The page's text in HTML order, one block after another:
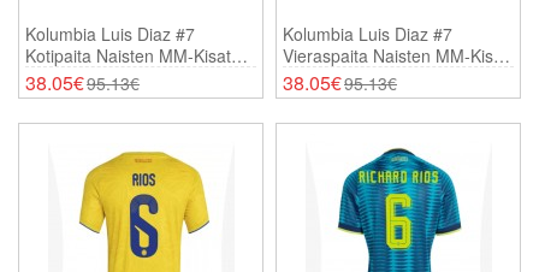
Kolumbia Luis Diaz #7
Kotipaita Naisten MM-Kisat
2026 Lyhythihainen
38.05€95.13€
Kolumbia Luis Diaz #7
Vieraspaita Naisten MM-Kisat
2026 Lyhythihainen
38.05€95.13€